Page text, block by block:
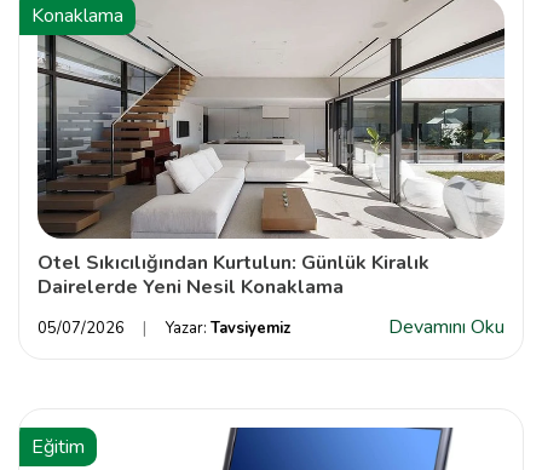
Konaklama
Otel Sıkıcılığından Kurtulun: Günlük Kiralık
Dairelerde Yeni Nesil Konaklama
05/07/2026 Yazar: Tavsiyemiz Devamını Oku
Eğitim